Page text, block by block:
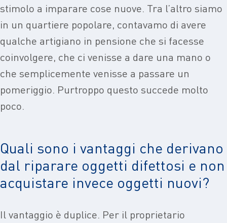
stimolo a imparare cose nuove. Tra l’altro siamo
in un quartiere popolare, contavamo di avere
qualche artigiano in pensione che si facesse
coinvolgere, che ci venisse a dare una mano o
che semplicemente venisse a passare un
pomeriggio. Purtroppo questo succede molto
poco.
Quali sono i vantaggi che derivano
dal riparare oggetti difettosi e non
acquistare invece oggetti nuovi?
Il vantaggio è duplice. Per il proprietario